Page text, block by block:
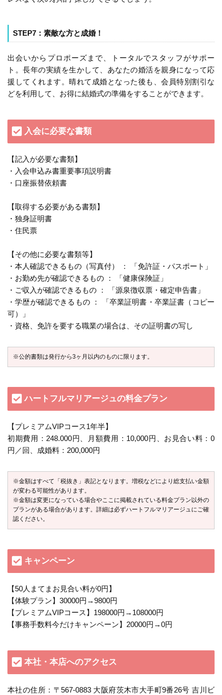
STEP7：素敵な方と成婚！
出会いからプロポーズまで、トータルでスタッフがサポー
ト。長年の実績を生かして、あなたの婚活を親身になって応
援してくれます。晴れて成婚となった後も、会員特別割引な
どを利用して、お得に結婚式の準備をすることができます。
入会に必要な書類
【記入が必要な書類】
・入会申込み書重要事項説明書
・口座振替依頼書
【取得する必要がある書類】
・独身証明書
・住民票
【その他に必要な書類等】
・本人確認できるもの（写真付） ： 「免許証・パスポート」
・お勤め先が確認できるもの ： 「健康保険証」
・ご収入が確認できるもの ： 「源泉徴収票・確定申告書」
・学歴が確認できるもの ： 「卒業証明書・卒業証書（コピー
可）」
・資格、免許を要する職業の場合は、その証明書の写し
※公的書類は発行から3ヶ月以内のものに限ります。
ハートフルマリアージュの料金プラン
【プレミアムVIPコース1年半】
初期費用：248.000円、月額費用：10,000円、お見合い料：0
円／回、成婚料：200,000円
※金額はすべて「税抜き」表記となります。増税などにより総支払い金額
が変わる可能性があります。
※金額は変更になっている場合やここに掲載されている料金プラン以外の
プランがある場合があります。詳細は必ずハートフルマリアージュにご確
認ください。
キャンペーン
【50人まてまお見合い料が0円】
【体験プラン】30000円→9800円
【プレミアムVIPコース】198000円→108000円
【事務手数料今だけキャンペーン】20000円→0円
本社・本店へのアクセス
本社の住所：〒567-0883 大阪府茨木市大手町9番26号 吉川ビ